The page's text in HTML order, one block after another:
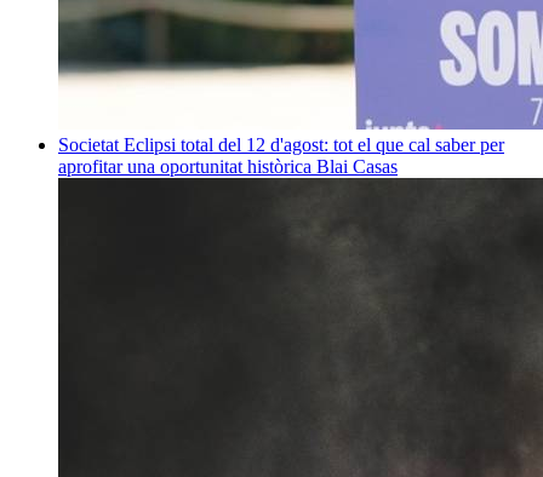
Societat Eclipsi total del 12 d'agost: tot el que cal saber per
aprofitar una oportunitat històrica Blai Casas